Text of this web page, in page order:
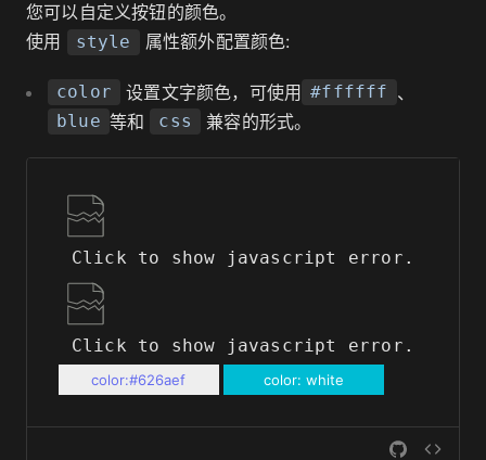
您可以自定义按钮的颜色。
使用
style 属性额外配置颜色:
color 设置文字颜色，可使用 #ffffff 、
blue 等和 css 兼容的形式。
Click to show javascript error.
Click to show javascript error.
color:#626aef color: white